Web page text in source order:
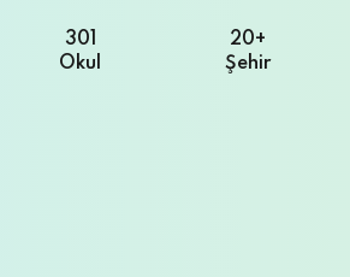
301
Okul
20+
Şehir